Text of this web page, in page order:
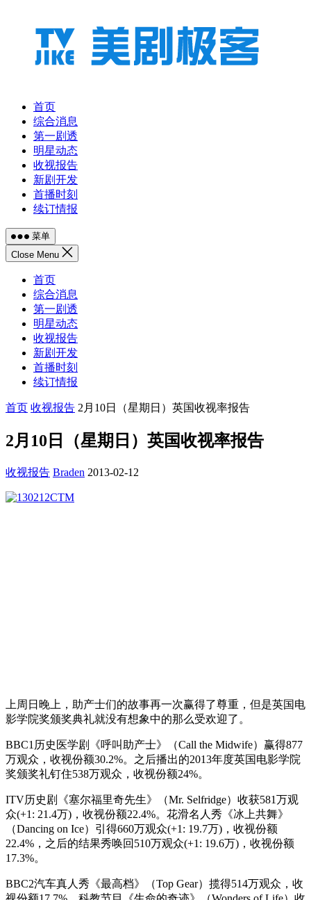
首页
综合消息
第一剧透
明星动态
收视报告
新剧开发
首播时刻
续订情报
菜单
Close Menu
首页
综合消息
第一剧透
明星动态
收视报告
新剧开发
首播时刻
续订情报
首页 收视报告 2月10日（星期日）英国收视率报告
2月10日（星期日）英国收视率报告
收视报告 Braden 2013-02-12
上周日晚上，助产士们的故事再一次赢得了尊重，但是英国电
影学院奖颁奖典礼就没有想象中的那么受欢迎了。
BBC1历史医学剧《呼叫助产士》（Call the Midwife）赢得877
万观众，收视份额30.2%。之后播出的2013年度英国电影学院
奖颁奖礼钉住538万观众，收视份额24%。
ITV历史剧《塞尔福里奇先生》（Mr. Selfridge）收获581万观
众(+1: 21.4万)，收视份额22.4%。花滑名人秀《冰上共舞》
（Dancing on Ice）引得660万观众(+1: 19.7万)，收视份额
22.4%，之后的结果秀唤回510万观众(+1: 19.6万)，收视份额
17.3%。
BBC2汽车真人秀《最高档》（Top Gear）揽得514万观众，收